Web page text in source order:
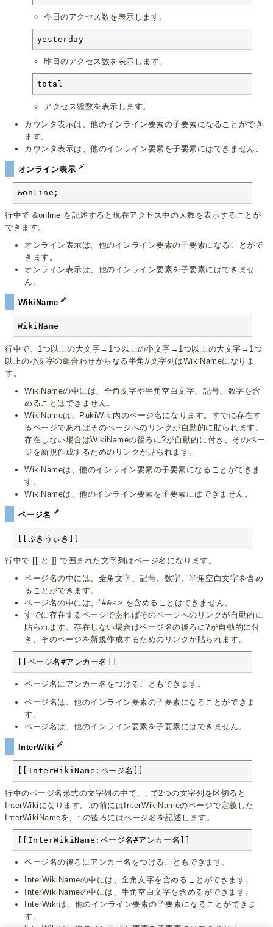
今日のアクセス数を表示します。
yesterday
昨日のアクセス数を表示します。
total
アクセス総数を表示します。
カウンタ表示は、他のインライン要素の子要素になることができ
ます。
カウンタ表示は、他のインライン要素を子要素にはできません。
オンライン表示
&online;
行中で &online を記述すると現在アクセス中の人数を表示することが
できます。
オンライン表示は、他のインライン要素の子要素になることがで
きます。
オンライン表示は、他のインライン要素を子要素にはできませ
ん。
WikiName
WikiName
行中で、1つ以上の大文字→1つ以上の小文字→1つ以上の大文字→1つ
以上の小文字の組合わせからなる半角//文字列はWikiNameになりま
す。
WikiNameの中には、全角文字や半角空白文字、記号、数字を含
めることはできません。
WikiNameは、PukiWiki内のページ名になります。すでに存在す
るページであればそのページへのリンクが自動的に貼られます。
存在しない場合はWikiNameの後ろに?が自動的に付き、そのペー
ジを新規作成するためのリンクが貼られます。
WikiNameは、他のインライン要素の子要素になることができま
す。
WikiNameは、他のインライン要素を子要素にはできません。
ページ名
[[ぷきうぃき]]
行中で [[ と ]] で囲まれた文字列はページ名になります。
ページ名の中には、全角文字、記号、数字、半角空白文字を含め
ることができます。
ページ名の中には、"#&<> を含めることはできません。
すでに存在するページであればそのページへのリンクが自動的に
貼られます。存在しない場合はページ名の後ろに?が自動的に付
き、そのページを新規作成するためのリンクが貼られます。
[[ページ名#アンカー名]]
ページ名にアンカー名をつけることもできます。
ページ名は、他のインライン要素の子要素になることができま
す。
ページ名は、他のインライン要素を子要素にはできません。
InterWiki
[[InterWikiName:ページ名]]
行中のページ名形式の文字列の中で、: で2つの文字列を区切ると
InterWikiになります。:の前にはInterWikiNameのページで定義した
InterWikiNameを、: の後ろにはページ名を記述します。
[[InterWikiName:ページ名#アンカー名]]
ページ名の後ろにアンカー名をつけることもできます。
InterWikiNameの中には、全角文字を含めることができます。
InterWikiNameの中には、半角空白文字を含めるができます。
InterWikiは、他のインライン要素の子要素になることができま
す。